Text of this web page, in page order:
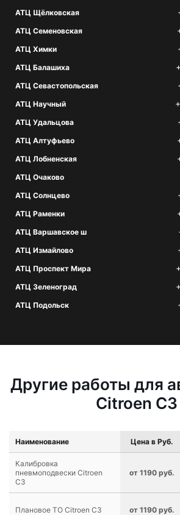
АТЦ Щёлковская
АТЦ Семеновская
АТЦ Химки
АТЦ Балашиха
АТЦ Севастопольская
АТЦ Научный
АТЦ Удальцова
АТЦ Алтуфьево
АТЦ Лобненская
АТЦ Очаково
АТЦ Солнцево
АТЦ Раменки
АТЦ Варшавское ш
АТЦ Измайлово
АТЦ Проспект Мира
АТЦ Зеленоград
АТЦ Подольск
Другие работы для
Citroen C3
Наименование Цена в Руб.
Калибровка
пневмоподвески Citroen
C3
от 1190 руб.
Плановое ТО Citroen C3 от 1190 руб.